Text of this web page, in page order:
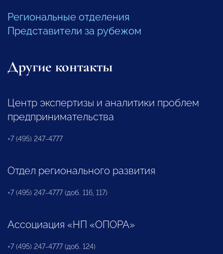
Региональные отделения
Представители за рубежом
Другие контакты
Центр экспертизы и аналитики проблем
предпринимательства
+7 (495) 247-4777
Отдел регионального развития
+7 (495) 247-4777 (доб. 116, 117)
Ассоциация «НП «ОПОРА»
+7 (495) 247-4777 (доб. 124)